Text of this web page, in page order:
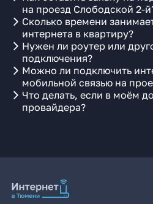
на проезд Слободской 2-
Сколько времени
интернета в квартиру?
Нужен ли роутер или
подключения?
Можно ли подключить
мобильной связью на
Что делать, если в моём
провайдера?